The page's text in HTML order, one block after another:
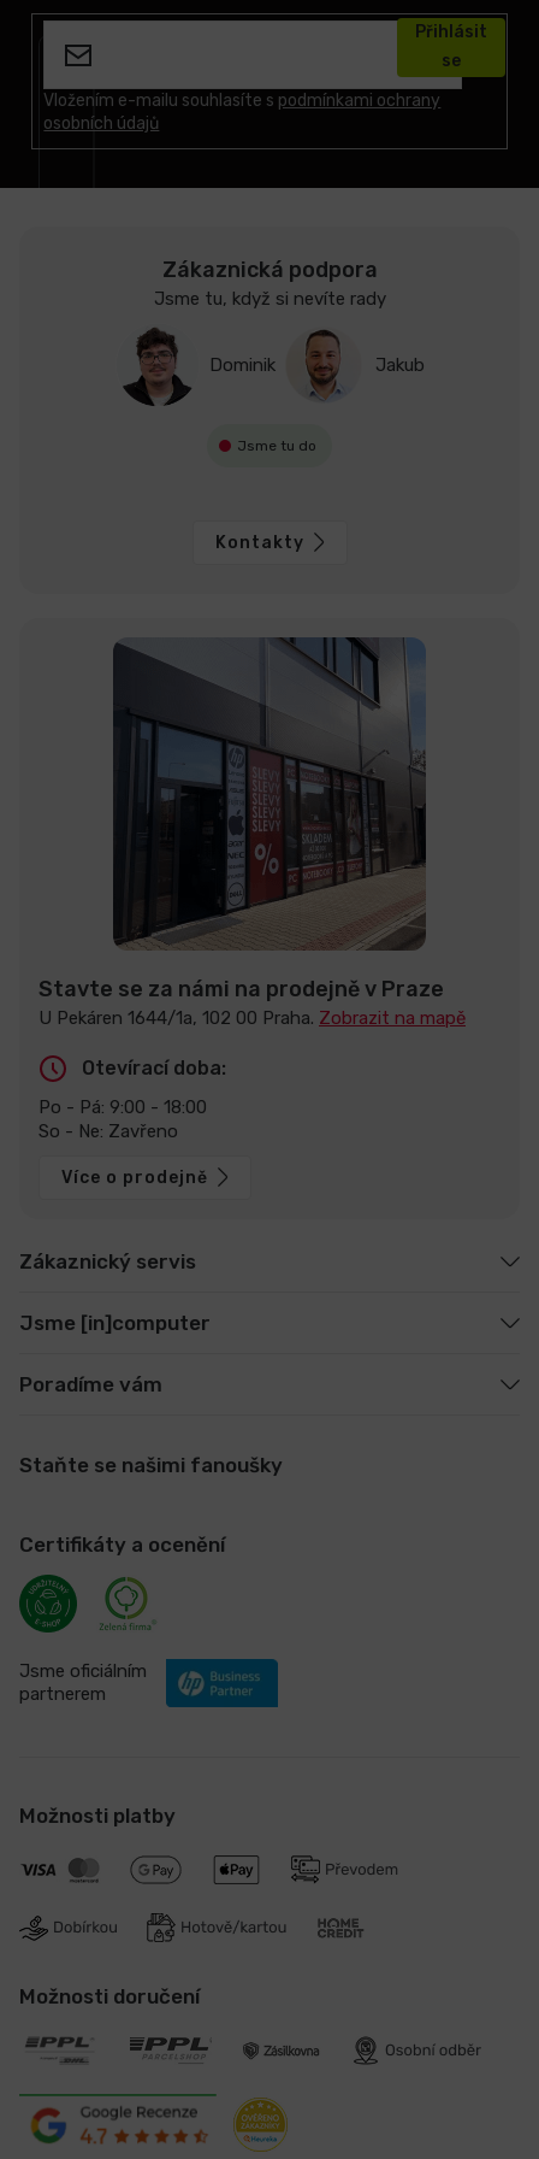
Vložením e-mailu souhlasíte s podmínkami ochrany
osobních údajů
Přihlásit
se
Zákaznická podpora
Jsme tu, když si nevíte rady
Dominik Jakub
Jsme tu do
Kontakty
Stavte se za námi na prodejně v Praze
U Pekáren 1644/1a, 102 00 Praha. Zobrazit na mapě
Otevírací doba:
Po - Pá: 9:00 - 18:00
So - Ne: Zavřeno
Více o prodejně
Zákaznický servis
Jsme [in]computer
Poradíme vám
Staňte se našimi fanoušky
Certifikáty a ocenění
Jsme oficiálním
partnerem
Možnosti platby
Možnosti doručení